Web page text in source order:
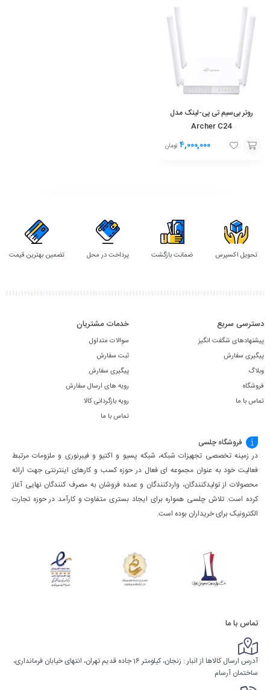
روتر بی‌سیم تی پی-لینک مدل
Archer C24
۴,۰۰۰,۰۰۰ تومان
تحویل اکسپرس ضمانت بازگشت پرداخت در محل تضمین بهترین قیمت
دسترسی سریع
پیشنهادهای شگفت انگیز
پیگیری سفارش
وبلاگ
فروشگاه
تماس با ما
خدمات مشتریان
سوالات متداول
ثبت سفارش
پیگیری سفارش
رویه های ارسال سفارش
رویه بازگردانی کالا
تماس با ما
فروشگاه چلسی
در زمینه تخصصی تجهیزات شبکه، شبکه پسیو و اکتیو و فیبرنوری و ملزومات مرتبط
فعالیت خود به عنوان مجموعه ای فعال در حوزه کسب ‌و کارهای اینترنتی جهت ارائه
محصولات از تولیدکنندگان، واردکنندگان و عمده فروشان به مصرف کنندگان نهایی آغاز
کرده است. تلاش چلسی همواره برای ایجاد بستری متفاوت و کارآمد در حوزه تجارت
الکترونیک برای خریداران بوده است.
تماس با ما
آدرس ارسال کالاها از انبار : زنجان، کیلومتر 16 جاده قدیم تهران، انتهای خیابان فرمانداری،
ساختمان آرسام